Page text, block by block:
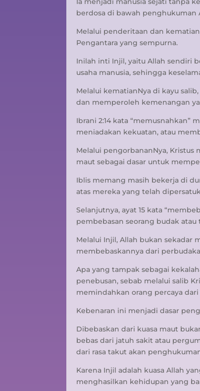
berdosa di bawah penghukuman
Melalui penderitaan dan
Pengantara yang sempurna.
Inilah inti Injil, yaitu Allah sendiri
usaha manusia, sehingga
Melalui kematianNya di kayu
dan memperoleh kemenangan
Ibrani 2:14 kata “memusnahkan”
meniadakan kekuatan, atau
Melalui pengorbananNya, Kristus
maut sebagai dasar untuk
Iblis memang masih bekerja di
atas mereka yang telah
Selanjutnya, ayat 15 kata
pembebasan seorang budak
Melalui Injil, Allah bukan sekadar
membebaskannya dari
Apa yang tampak sebagai
penebusan, sebab melalui salib
memindahkan orang percaya
Kebenaran ini menjadi dasar
Dibebaskan dari kuasa maut
bebas dari jatuh sakit atau
dari rasa takut akan
Karena Injil adalah kuasa Allah
menghasilkan kehidupan yang